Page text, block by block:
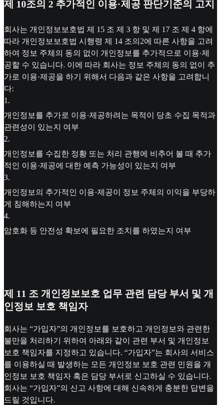
제 10조의 2 추가적인 이용·제공 판단기준의 고지
회사는 개인정보보호법 제 15 조 제 3 항 및 제 17 조 제 4 항에
따라 개인정보보호법 시행령 제 14 조의2에 따른 사항을 고려
하여 정보 주체의 동의 없이 개인정보를 추가적으로 이용·제
공할 수 있습니다. 이에 따라 회사는 정보 주체의 동의 없이 추
가로 이용·제공을 하기 위해서 다음과 같은 사항을 고려합니
다:
1 .
개인정보를 추가로 이용·제공하려는 목적이 당초 수집 목적과
관련성이 있는지 여부
2.
개인정보를 수집한 정황 또는 처리 관행에 비추어 볼 때 추가
적인 이용·제공에 대한 예측 가능성이 있는지 여부
3.
개인정보의 추가적인 이용·제공이 정보 주체의 이익을 부당하
게 침해하는지 여부
4.
암호화 등 안전성 확보에 필요한 조치를 하였는지 여부
제 11 조 개인정보보호 업무 관련 담당 부서 및 개
인정보 보호 책임자
회사는 “가입자”의 개인정보를 보호하고 개인정보와 관련한
불만을 처리하기 위하여 아래와 같이 관련 부서 및 개인정보
보호 책임자를 지정하고 있습니다. “가입자”는 회사의 서비스
를 이용하실 때 발생하는 모든 개인정보 보호 관련 민원을 개
인정보 보호 책임자 혹은 담당 부서로 신고하실 수 있습니다.
회사는 “가입자”의 신고 사항에 대해 신속하게 충분한 답변을
드릴 것입니다.